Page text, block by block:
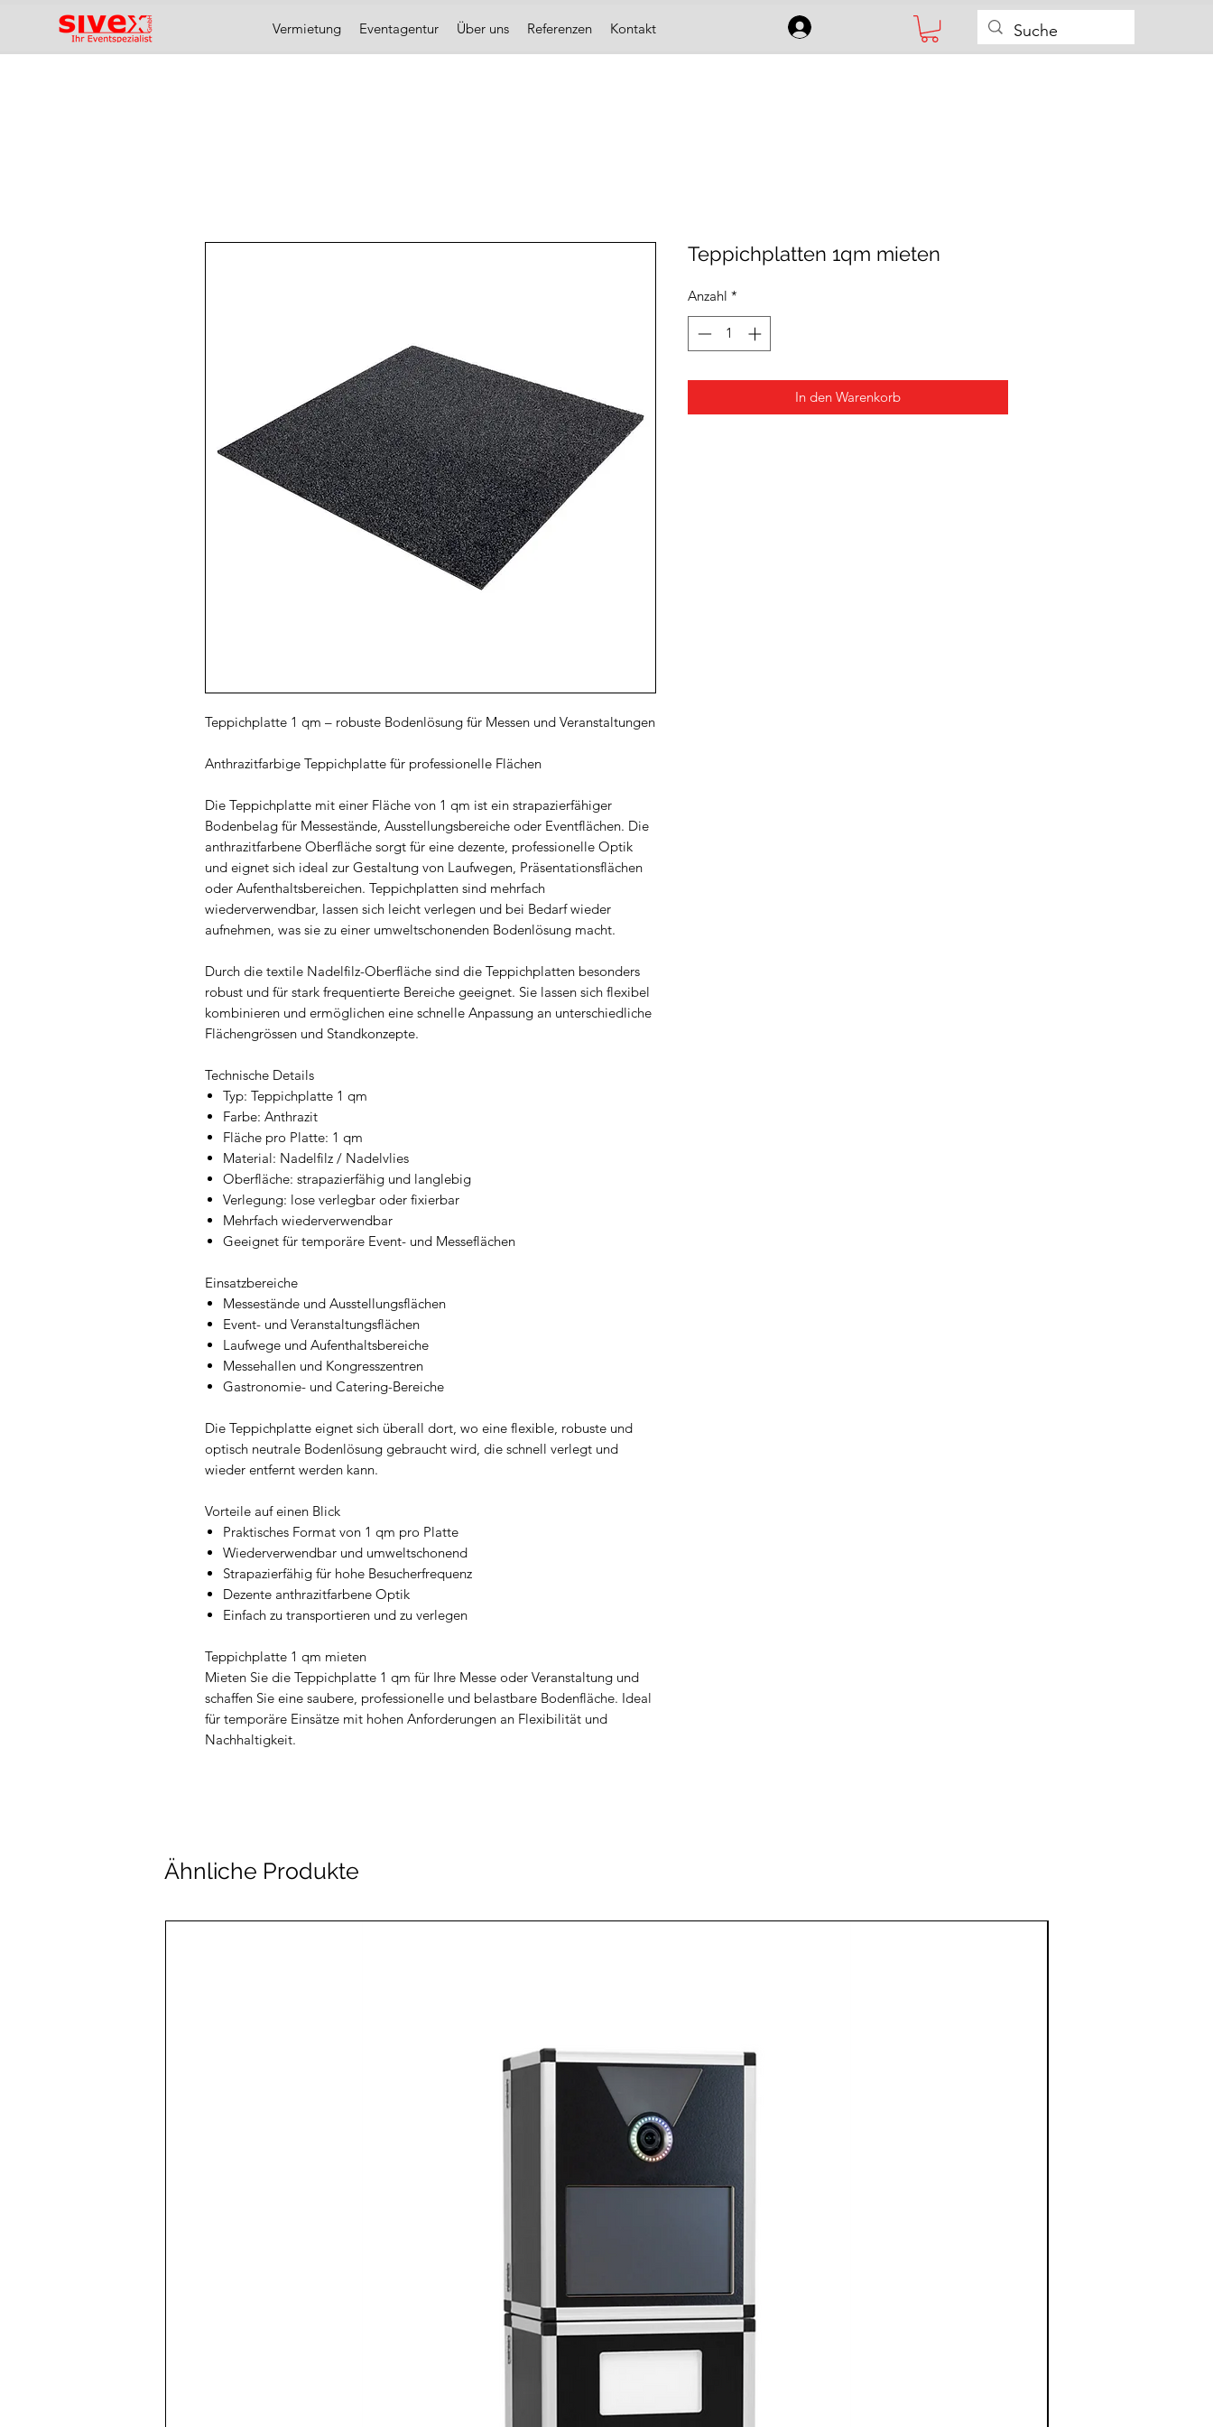
Vermietung Eventagentur Über uns Referenzen Kontakt
Teppichplatte 1 qm – robuste Bodenlösung für Messen und Veranstaltungen
Anthrazitfarbige Teppichplatte für professionelle Flächen
Die Teppichplatte mit einer Fläche von 1 qm ist ein strapazierfähiger
Bodenbelag für Messestände, Ausstellungsbereiche oder Eventflächen. Die
anthrazitfarbene Oberfläche sorgt für eine dezente, professionelle Optik
und eignet sich ideal zur Gestaltung von Laufwegen, Präsentationsflächen
oder Aufenthaltsbereichen. Teppichplatten sind mehrfach
wiederverwendbar, lassen sich leicht verlegen und bei Bedarf wieder
aufnehmen, was sie zu einer umweltschonenden Bodenlösung macht.
Durch die textile Nadelfilz-Oberfläche sind die Teppichplatten besonders
robust und für stark frequentierte Bereiche geeignet. Sie lassen sich flexibel
kombinieren und ermöglichen eine schnelle Anpassung an unterschiedliche
Flächengrössen und Standkonzepte.
Technische Details
Typ: Teppichplatte 1 qm
Farbe: Anthrazit
Fläche pro Platte: 1 qm
Material: Nadelfilz / Nadelvlies
Oberfläche: strapazierfähig und langlebig
Verlegung: lose verlegbar oder fixierbar
Mehrfach wiederverwendbar
Geeignet für temporäre Event- und Messeflächen
Einsatzbereiche
Messestände und Ausstellungsflächen
Event- und Veranstaltungsflächen
Laufwege und Aufenthaltsbereiche
Messehallen und Kongresszentren
Gastronomie- und Catering-Bereiche
Die Teppichplatte eignet sich überall dort, wo eine flexible, robuste und
optisch neutrale Bodenlösung gebraucht wird, die schnell verlegt und
wieder entfernt werden kann.
Vorteile auf einen Blick
Praktisches Format von 1 qm pro Platte
Wiederverwendbar und umweltschonend
Strapazierfähig für hohe Besucherfrequenz
Dezente anthrazitfarbene Optik
Einfach zu transportieren und zu verlegen
Teppichplatte 1 qm mieten
Mieten Sie die Teppichplatte 1 qm für Ihre Messe oder Veranstaltung und
schaffen Sie eine saubere, professionelle und belastbare Bodenfläche. Ideal
für temporäre Einsätze mit hohen Anforderungen an Flexibilität und
Nachhaltigkeit.
Teppichplatten 1qm mieten
Anzahl *
In den Warenkorb
Ähnliche Produkte